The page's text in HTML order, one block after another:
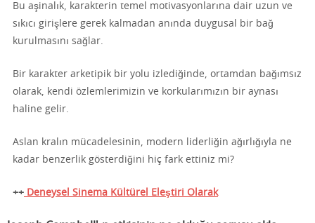
Bu aşinalık, karakterin temel motivasyonlarına dair uzun ve
sıkıcı girişlere gerek kalmadan anında duygusal bir bağ
kurulmasını sağlar.
Bir karakter arketipik bir yolu izlediğinde, ortamdan bağımsız
olarak, kendi özlemlerimizin ve korkularımızın bir aynası
haline gelir.
Aslan kralın mücadelesinin, modern liderliğin ağırlığıyla ne
kadar benzerlik gösterdiğini hiç fark ettiniz mi?
++ Deneysel Sinema Kültürel Eleştiri Olarak